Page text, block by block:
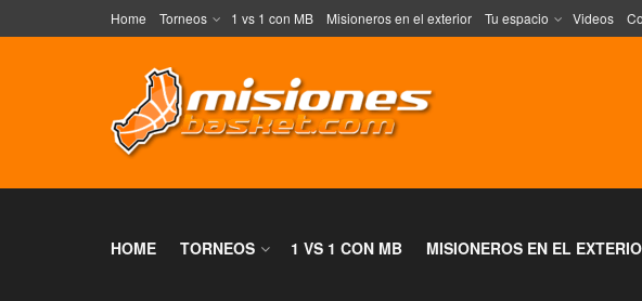
Home Torneos 1 vs 1 con MB Misioneros en el exterior Tu espacio Videos
HOME TORNEOS 1 VS 1 CON MB MISIONEROS EN EL